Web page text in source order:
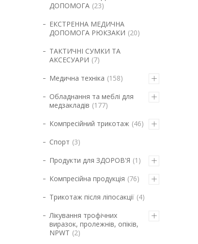
ДОПОМОГА 23
ЕКСТРЕННА МЕДИЧНА
ДОПОМОГА РЮКЗАКИ 20
ТАКТИЧНІ СУМКИ ТА
АКСЕСУАРИ 7
Медична техніка 158
Обладнання та меблі для
медзакладів 177
Компресійний трикотаж 46
Спорт 3
Продукти для ЗДОРОВ'Я 1
Компресійна продукція 76
Трикотаж після ліпосакції 4
Лікування трофічних
виразок, пролежнів, опіків,
NPWT 2